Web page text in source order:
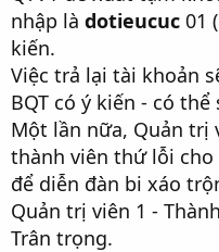
nhập là dotieucuc 01
kiến.
Việc trả lại tài khoản
BQT có ý kiến - có
Một lần nữa, Quản trị
thành viên thứ lỗi cho
để diễn đàn bi xáo
Quản trị viên 1 -
Trân trọng.